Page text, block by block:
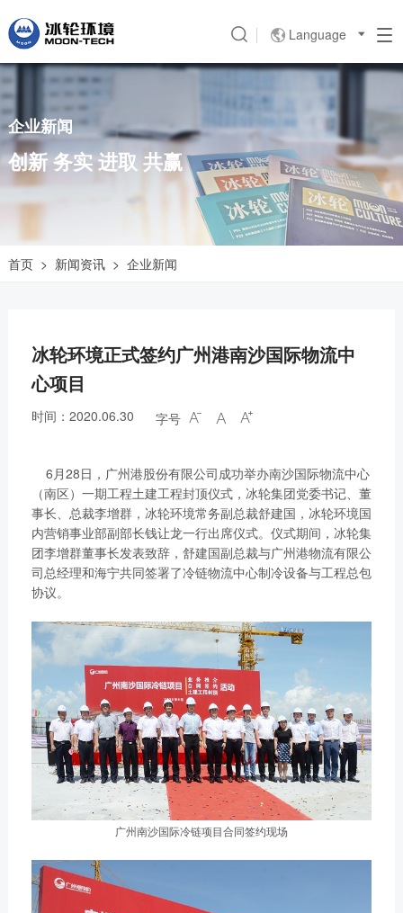
Language 
企业新闻
创新 务实 进取 共赢
首页 > 新闻资讯 > 企业新闻
冰轮环境正式签约广州港南沙国际物流中
心项目
时间：2020.06.30 字号   
6月28日，广州港股份有限公司成功举办南沙国际物流中心
（南区）一期工程土建工程封顶仪式，冰轮集团党委书记、董
事长、总裁李增群，冰轮环境常务副总裁舒建国，冰轮环境国
内营销事业部副部长钱让龙一行出席仪式。仪式期间，冰轮集
团李增群董事长发表致辞，舒建国副总裁与广州港物流有限公
司总经理和海宁共同签署了冷链物流中心制冷设备与工程总包
协议。
广州南沙国际冷链项目合同签约现场